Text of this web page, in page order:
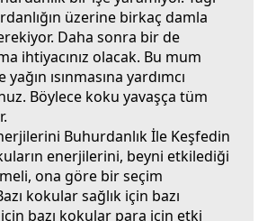
üzerine birkaç damla
Daha sonra bir de
ihtiyacınız olacak. Bu mum
ısınmasına yardımcı
Böylece koku yavaşça tüm
Buhurdanlık İle Keşfedin
enerjilerini, beyni etkilediği
ona göre bir seçim
kokular sağlık için bazı
bazı kokular para için etki